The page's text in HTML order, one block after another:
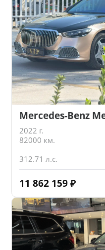
Mercedes-Benz
2022 г.
82000 км.
312.71 л.с.
11 862 159 ₽